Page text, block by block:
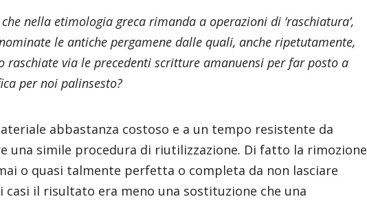
nella etimologia greca rimanda a operazioni di ‘raschiatura’,
le antiche pergamene dalle quali, anche ripetutamente,
raschiate via le precedenti scritture amanuensi per far posto a
per noi palinsesto?
abbastanza costoso e a un tempo resistente da
una simile procedura di riutilizzazione. Di fatto la rimozione
o quasi talmente perfetta o completa da non lasciare
casi il risultato era meno una sostituzione che una